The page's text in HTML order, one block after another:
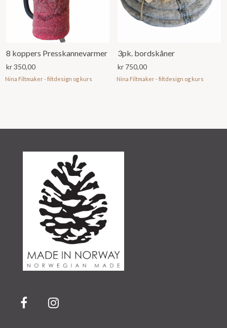
8 koppers Presskannevarmer
kr350,00
Nina Filtmaker - filtdesign og kurs
3pk. bordskåner
kr 750,00
Nina Filtmaker - filtdesign og kurs